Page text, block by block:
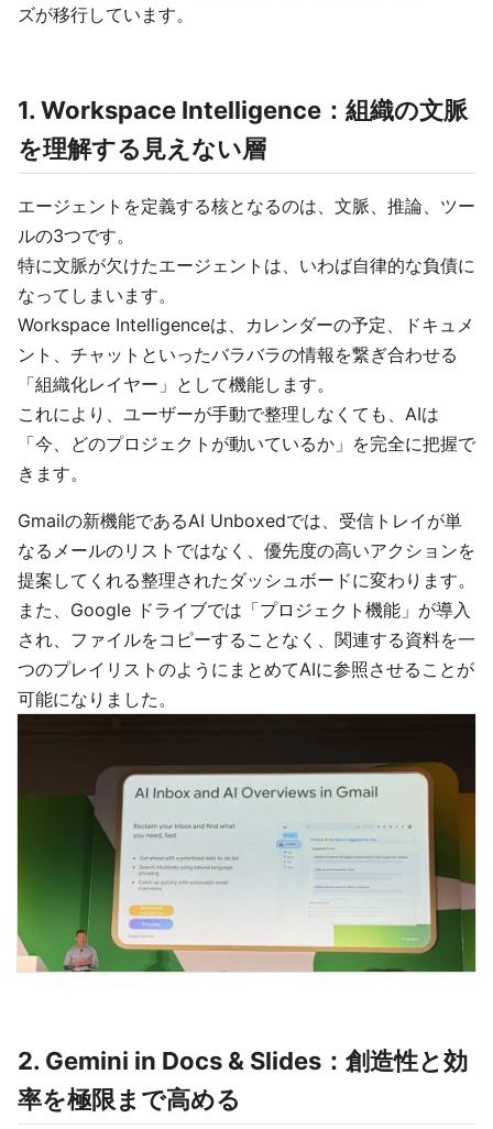
ズが移行しています。
1. Workspace Intelligence：組織の文脈
を理解する見えない層
エージェントを定義する核となるのは、文脈、推論、ツー
ルの3つです。
特に文脈が欠けたエージェントは、いわば自律的な負債に
なってしまいます。
Workspace Intelligenceは、カレンダーの予定、ドキュメ
ント、チャットといったバラバラの情報を繋ぎ合わせる
「組織化レイヤー」として機能します。
これにより、ユーザーが手動で整理しなくても、AIは
「今、どのプロジェクトが動いているか」を完全に把握で
きます。
Gmailの新機能であるAI Unboxedでは、受信トレイが単
なるメールのリストではなく、優先度の高いアクションを
提案してくれる整理されたダッシュボードに変わります。
また、Google ドライブでは「プロジェクト機能」が導入
され、ファイルをコピーすることなく、関連する資料を一
つのプレイリストのようにまとめてAIに参照させることが
可能になりました。
2. Gemini in Docs & Slides：創造性と効
率を極限まで高める